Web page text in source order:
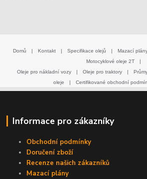
Domů | Kontakt | Specifikace olejů | Mazací
Motocyklové oleje 2T
|
Oleje pro nákladní vozy
| Oleje pro traktory |
oleje
| Certifikované obchodní
Informace pro zákazníky
Obchodní podmínky
Doručení zboží
Recenze našich zákazníků
Mazací plány